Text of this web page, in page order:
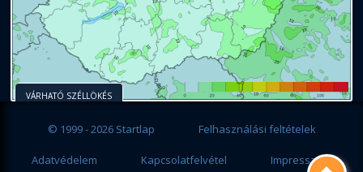
VÁRHATÓ SZÉLLÖKÉS
© 1999 - 2026 Startlap Felhasználási feltételek
Adatvédelem Kapcsolatfelvétel Impresszum